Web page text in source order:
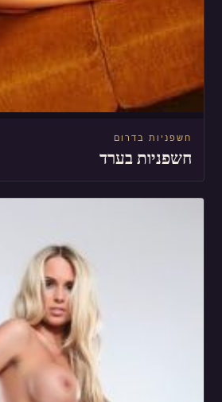
חשפניות בדרום
חשפניות בערד